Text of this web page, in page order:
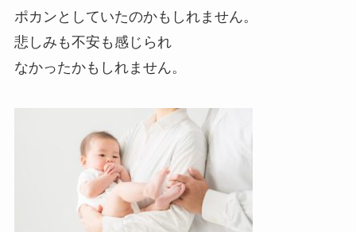
ポカンとしていたのかもしれません。
悲しみも不安も感じられ
なかったかもしれません。